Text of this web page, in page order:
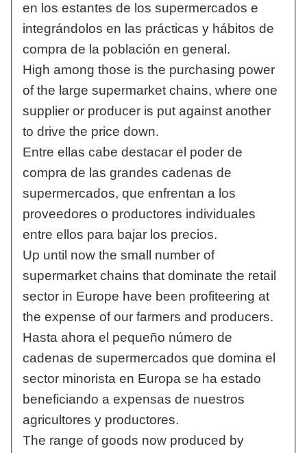
en los estantes de los supermercados e
integrándolos en las prácticas y hábitos de
compra de la población en general.
High among those is the purchasing power
of the large supermarket chains, where one
supplier or producer is put against another
to drive the price down.
Entre ellas cabe destacar el poder de
compra de las grandes cadenas de
supermercados, que enfrentan a los
proveedores o productores individuales
entre ellos para bajar los precios.
Up until now the small number of
supermarket chains that dominate the retail
sector in Europe have been profiteering at
the expense of our farmers and producers.
Hasta ahora el pequeño número de
cadenas de supermercados que domina el
sector minorista en Europa se ha estado
beneficiando a expensas de nuestros
agricultores y productores.
The range of goods now produced by